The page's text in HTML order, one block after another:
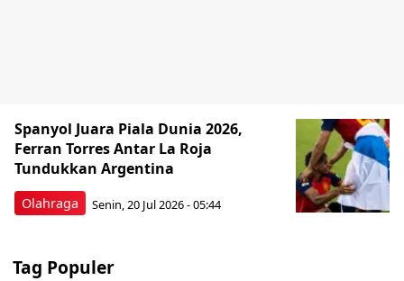
Olahraga
Spanyol Juara Piala Dunia 2026,
Ferran Torres Antar La Roja
Tundukkan Argentina
Senin, 20 Jul 2026 - 05:44
Tag Populer